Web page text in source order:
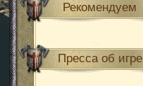
Рекомендуем
Пресса об игре